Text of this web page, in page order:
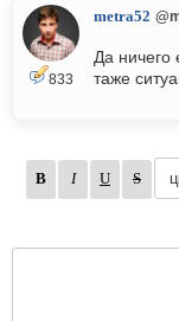
833
metra52
Да ничего
таже